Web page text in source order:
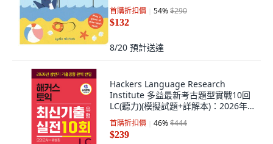
首購折扣價 54%$290
$132
8/20 預計送達
Hackers Language Research
Institute 多益最新考古題型實戰10回
LC(聽力)(模擬試題+詳解本)：2026年
上半年考古題趨勢完美反映 | 教材
MP3 | 多益學習APP Bigple, 無
首購折扣價 46%$444
$239